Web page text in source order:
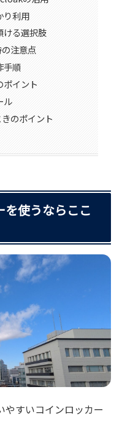
り利用
ける選択肢
注意点
手順
イント
ル
のポイント
使うならここ
やすいコインロッカー